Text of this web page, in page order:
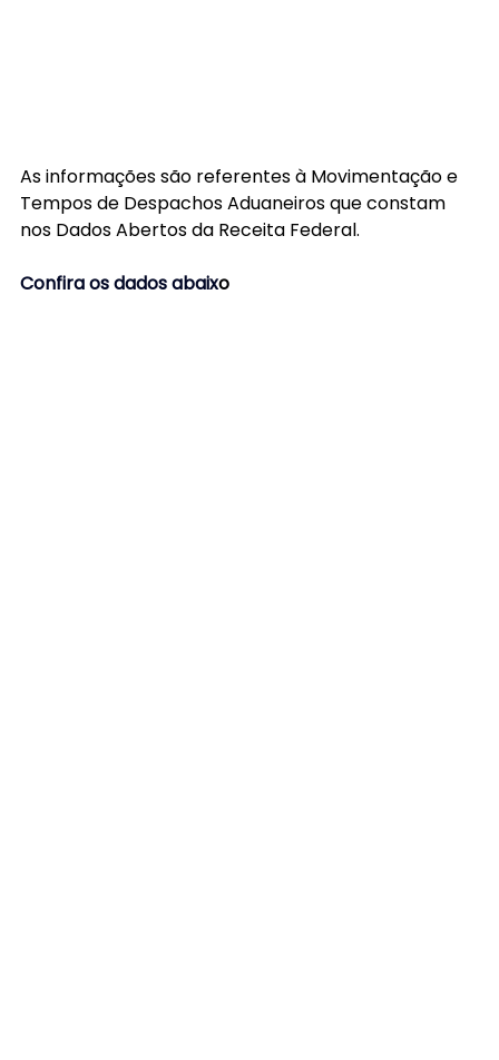
As informações são referentes à Movimentação e
Tempos de Despachos Aduaneiros que constam
nos Dados Abertos da Receita Federal.
Confira os dados abaixo